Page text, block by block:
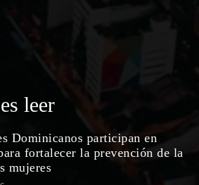
leer
Dominicanos participan en
fortalecer la prevención de la
mujeres